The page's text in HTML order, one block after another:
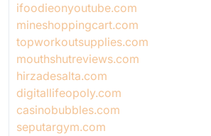
ifoodieonyoutube.com
mineshoppingcart.com
topworkoutsupplies.com
mouthshutreviews.com
hirzadesalta.com
digitallifeopoly.com
casinobubbles.com
seputargym.com